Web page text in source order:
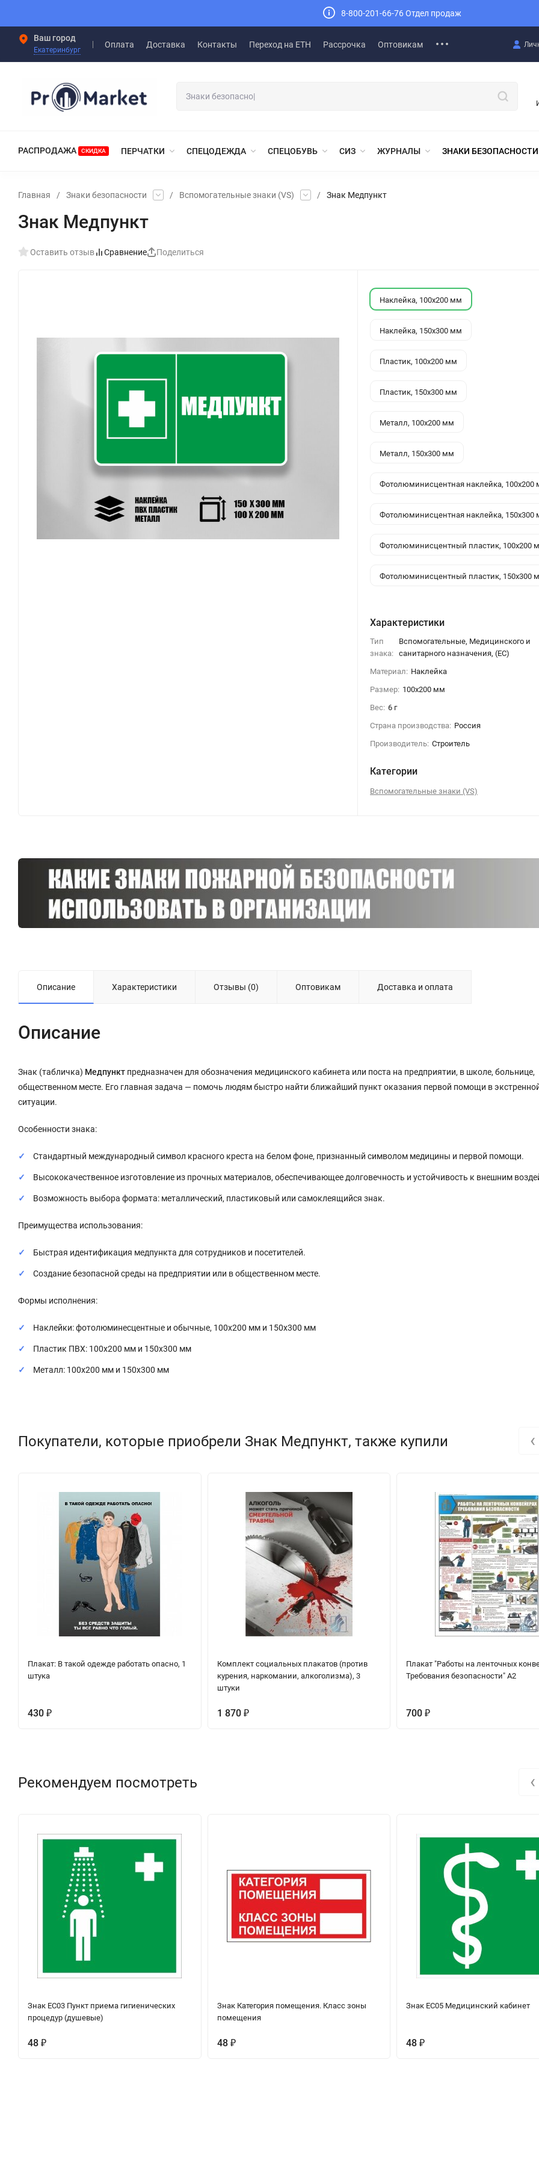
8-800-201-66-76 Отдел продаж
Ваш город
Екатеринбург
Оплата Доставка Контакты Переход на ЕТН Рассрочка Оптовикам
РАСПРОДАЖА СКИДКА ПЕРЧАТКИ СПЕЦОДЕЖДА СПЕЦОБУВЬ СИЗ ЖУРНАЛЫ ЗНАКИ БЕЗОПАСНОСТИ
Главная / Знаки безопасности / Вспомогательные знаки (VS) / Знак Медпункт
Знак Медпункт
Оставить отзыв Сравнение Поделиться
Наклейка, 100x200 мм
Наклейка, 150x300 мм
Пластик, 100x200 мм
Пластик, 150x300 мм
Металл, 100x200 мм
Металл, 150x300 мм
Фотолюминисцентная наклейка, 100x200
Фотолюминисцентная наклейка, 150x300
Фотолюминисцентный пластик, 100x200
Фотолюминисцентный пластик, 150x300
Характеристики
Тип
знака:
Вспомогательные, Медицинского и
санитарного назначения, (EC)
Материал: Наклейка
Размер: 100x200 мм
Вес: 6 г
Страна производства: Россия
Производитель: Строитель
Категории
Вспомогательные знаки (VS)
Описание Характеристики Отзывы (0) Оптовикам Доставка и оплата
Описание
Знак (табличка) Медпункт предназначен для обозначения медицинского кабинета или поста на предприятии, в школе, больнице,
общественном месте. Его главная задача — помочь людям быстро найти ближайший пункт оказания первой помощи в
ситуации.
Особенности знака:
Стандартный международный символ красного креста на белом фоне, признанный символом медицины и первой помощи.
Высококачественное изготовление из прочных материалов, обеспечивающее долговечность и устойчивость к внешним
Возможность выбора формата: металлический, пластиковый или самоклеящийся знак.
Преимущества использования:
Быстрая идентификация медпункта для сотрудников и посетителей.
Создание безопасной среды на предприятии или в общественном месте.
Формы исполнения:
Наклейки: фотолюминесцентные и обычные, 100x200 мм и 150x300 мм
Пластик ПВХ: 100x200 мм и 150x300 мм
Металл: 100x200 мм и 150x300 мм
Покупатели, которые приобрели Знак Медпункт, также купили
Плакат: В такой одежде работать опасно, 1
штука
430 ₽
Комплект социальных плакатов (против
курения, наркомании, алкоголизма), 3
штуки
1 870 ₽
Плакат "Работы на ленточных
Требования безопасности" А2
700₽
‹
Рекомендуем посмотреть
Знак EC03 Пункт приема гигиенических
процедур (душевые)
48 ₽
Знак Категория помещения. Класс зоны
помещения
48 ₽
Знак EC05 Медицинский кабинет
48₽
‹